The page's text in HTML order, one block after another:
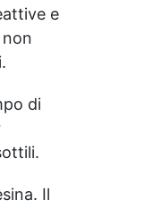
e
di
Il